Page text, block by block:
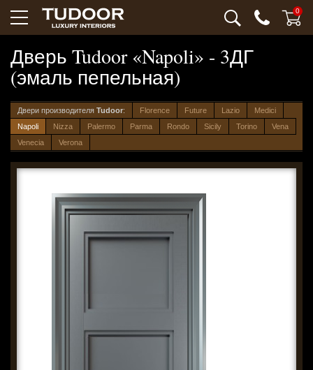
0
Дверь Tudoor «Napoli» - 3ДГ
(эмаль пепельная)
Двери производителя Tudoor: Florence Future Lazio
Medici
Napoli
Nizza Palermo Parma Rondo Sicily Torino
Vena
Venecia
Verona